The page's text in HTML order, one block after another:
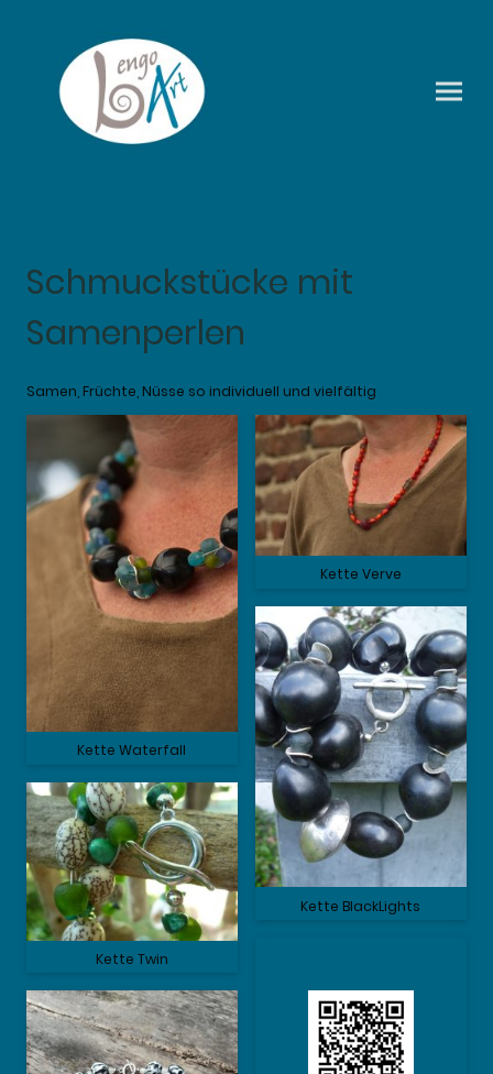
Schmuckstücke mit
Samenperlen
Samen, Früchte, Nüsse so individuell und vielfältig
Kette Waterfall
Kette Twin
Kette Verve
Kette BlackLights